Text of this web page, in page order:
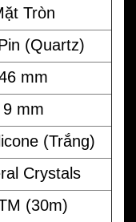
Tròn
(Quartz)
mm
9 mm
(Trắng)
Crystals
(30m)